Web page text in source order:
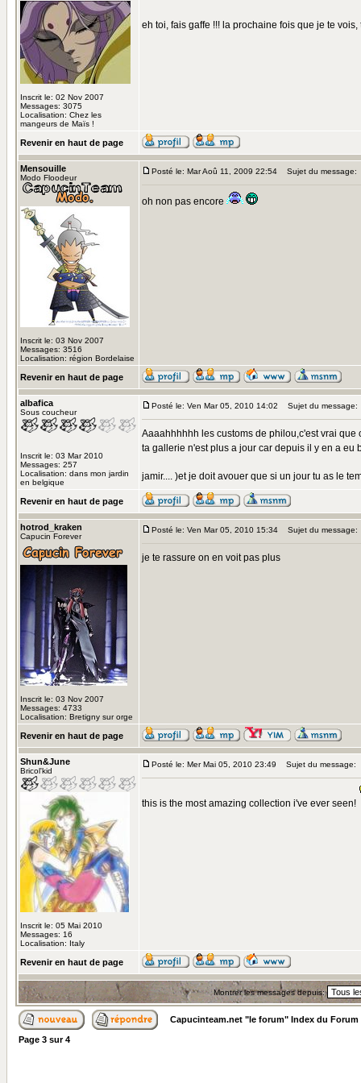
Inscrit le: 02 Nov 2007
Messages: 3075
Localisation: Chez les
mangeurs de Maïs !
eh toi, fais gaffe !!! la prochaine fois que je te
Revenir en haut de page
Mensouille
Modo Floodeur
Inscrit le: 03 Nov 2007
Messages: 3516
Localisation: région Bordelaise
Posté le: Mar Aoû 11, 2009 22:54 Sujet du message:
oh non pas encore
Revenir en haut de page
albafica
Sous coucheur
Inscrit le: 03 Mar 2010
Messages: 257
Localisation: dans mon jardin
en belgique
Posté le: Ven Mar 05, 2010 14:02 Sujet du message:
Aaaahhhhhh les customs de philou,c'est vrai
ta gallerie n'est plus a jour car depuis il y en a eu
jamir.... )et je doit avouer que si un jour tu as le
Revenir en haut de page
hotrod_kraken
Capucin Forever
Inscrit le: 03 Nov 2007
Messages: 4733
Localisation: Bretigny sur orge
Posté le: Ven Mar 05, 2010 15:34 Sujet du message:
je te rassure on en voit pas plus
Revenir en haut de page
Shun&June
Bricol'kid
Inscrit le: 05 Mai 2010
Messages: 16
Localisation: Italy
Posté le: Mer Mai 05, 2010 23:49 Sujet du message:
this is the most amazing collection i've ever seen!
Revenir en haut de page
Montrer les messages depuis:
Capucinteam.net "le forum" Index du Forum
Page 3 sur4